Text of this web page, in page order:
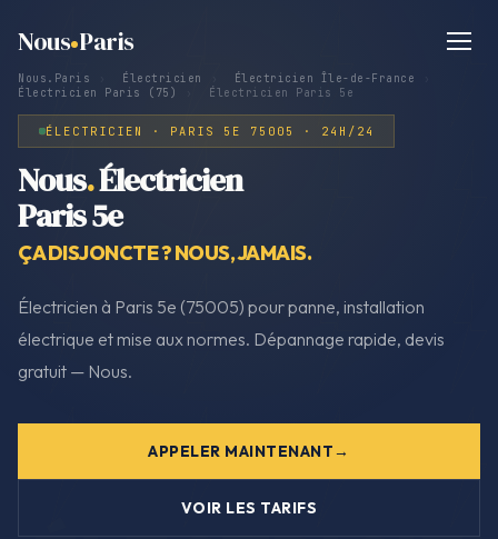
Nous Paris
Nous.Paris Électricien Électricien Île-de-France
Électricien Paris (75)
Électricien Paris 5e
ÉLECTRICIEN · PARIS 5E 75005 · 24H/24
Nous.Électricien
Paris 5e
ÇA DISJONCTE ? NOUS, JAMAIS.
Électricien à Paris 5e (75005) pour panne, installation
électrique et mise aux normes. Dépannage rapide, devis
gratuit — Nous.
APPELER MAINTENANT
VOIR LES TARIFS